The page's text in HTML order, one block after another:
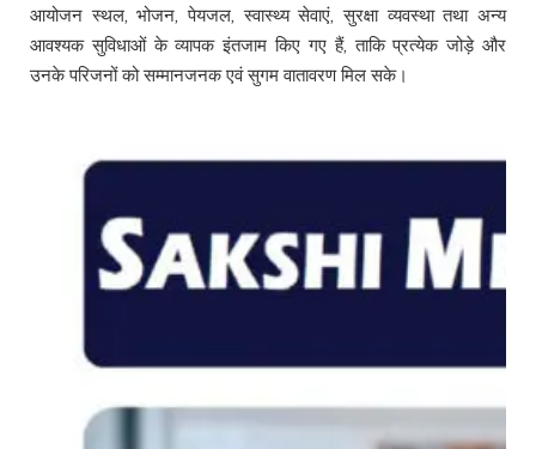
आयोजन स्थल, भोजन, पेयजल, स्वास्थ्य सेवाएं, सुरक्षा व्यवस्था तथा अन्य
आवश्यक सुविधाओं के व्यापक इंतजाम किए गए हैं, ताकि प्रत्येक जोड़े और
उनके परिजनों को सम्मानजनक एवं सुगम वातावरण मिल सके।